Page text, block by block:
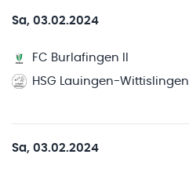
Sa, 03.02.2024
FC Burlafingen II
HSG Lauingen-Wittislingen
Sa, 03.02.2024